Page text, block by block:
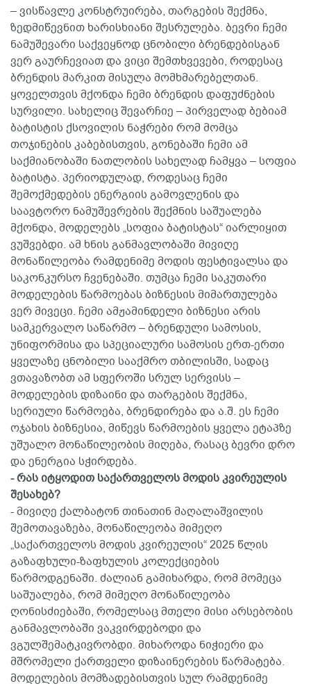
– ვისწავლე კონსტრუირება, თარგების შექმნა,
ზედმიწევნით ხარისხიანი შესრულება. ბევრი ჩემი
ნამუშევარი საქვეყნოდ ცნობილი ბრენდებისგან
ვერ გაურჩევიათ და ვიცი შემთხვევები, როდესაც
ბრენდის მარკით მისულა მომხმარებელთან.
ყოველთვის მქონდა ჩემი ბრენდის დაფუძნების
სურვილი. სახელიც შევარჩიე – პირველად ბებიამ
ბატისტის ქსოვილის ნაჭრები რომ მომცა
თოჯინების კაბებისთვის, გონებაში ჩემი ამ
საქმიანობაში ნათლობის სახელად ჩამყვა – სოფია
ბატისტა. პერიოდულად, როდესაც ჩემი
შემოქმედების ენერგიის გამოვლენის და
საავტორო ნამუშევრების შექმნის საშუალება
მქონდა, მოდელებს „სოფია ბატისტას“ იარლიყით
ვუშვებდი. ამ ხნის განმავლობაში მივიღე
მონაწილეობა რამდენიმე მოდის ფესტივალსა და
საკონკურსო ჩვენებაში. თუმცა ჩემი საკუთარი
მოდელების წარმოებას ბიზნესის მიმართულება
ვერ მივეცი. ჩემი ამჟამინდელი ბიზნესი არის
სამკერვალო საწარმო – ბრენდული სამოსის,
უნიფორმისა და სპეციალური სამოსის ერთ-ერთი
ყველაზე ცნობილი სააქმრო თბილისში, სადაც
ვთავაზობთ ამ სფეროში სრულ სერვისს –
მოდელების დიზაინი და თარგების შექმნა,
სერიული წარმოება, ბრენდირება და ა.შ. ეს ჩემი
ოჯახის ბიზნესია, მიწევს წარმოების ყველა ეტაპზე
უშუალო მონაწილეობის მიღება, რასაც ბევრი დრო
და ენერგია სჭირდება.
- რას იტყოდით საქართველოს მოდის კვირეულის
შესახებ?
- მივიღე ქალბატონ თინათინ მაღალაშვილის
შემოთავაზება, მონაწილეობა მიმეღო
„საქართველოს მოდის კვირეულის“ 2025 წლის
გაზაფხული-ზაფხულის კოლექციების
წარმოდგენაში. ძალიან გამიხარდა, რომ მომეცა
საშუალება, რომ მიმეღო მონაწილეობა
ღონისძიებაში, რომელსაც მთელი მისი არსებობის
განმავლობაში ვაკვირდებოდი და
ვგულშემატკივრობდი. მიხაროდა ნიჭიერი და
მშრომელი ქართველი დიზაინერების წარმატება.
მოდელების მომზადებისთვის სულ რამდენიმე